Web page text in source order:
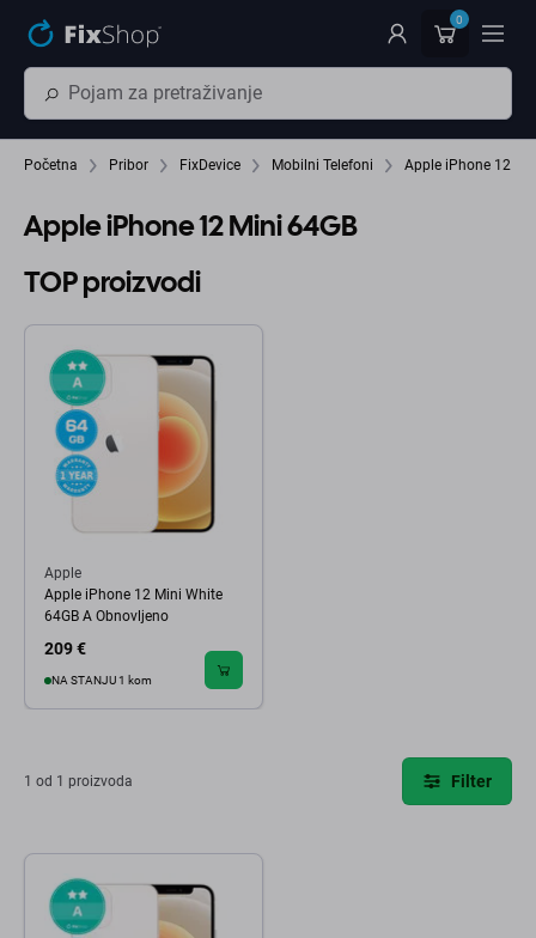
0
Početna Pribor FixDevice Mobilni Telefoni Apple iPhone 12
Apple iPhone 12 Mini 64GB
TOP proizvodi
Apple
Apple iPhone 12 Mini White
64GB A Obnovljeno
209 €
NA STANJU 1 kom
1 od 1 proizvoda Filter